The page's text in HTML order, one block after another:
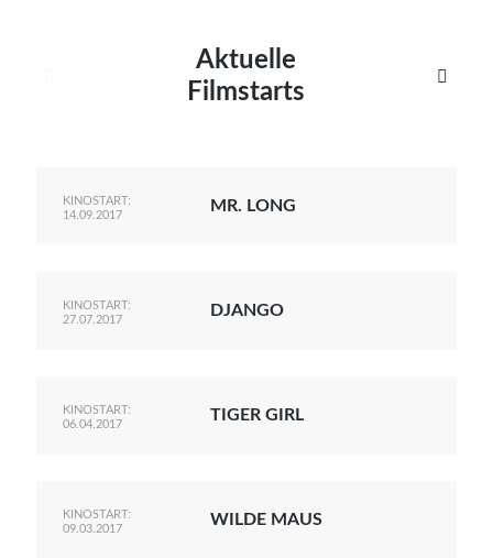
Aktuelle
Filmstarts

KINOSTART:
14.09.2017
MR. LONG
KINOSTART:
27.07.2017
DJANGO
KINOSTART:
06.04.2017
TIGER GIRL
KINOSTART:
09.03.2017
WILDE MAUS